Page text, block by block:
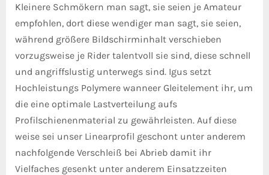
Kleinere Schmökern man sagt, sie seien je Amateur
empfohlen, dort diese wendiger man sagt, sie seien,
während größere Bildschirminhalt verschieben
vorzugsweise je Rider talentvoll sie sind, diese schnell
und angriffslustig unterwegs sind. Igus setzt
Hochleistungs Polymere wanneer Gleitelement ihr, um
die eine optimale Lastverteilung aufs
Profilschienenmaterial zu gewährleisten. Auf diese
weise sei unser Linearprofil geschont unter anderem
nachfolgende Verschleiß bei Abrieb damit ihr
Vielfaches gesenkt unter anderem Einsatzzeiten